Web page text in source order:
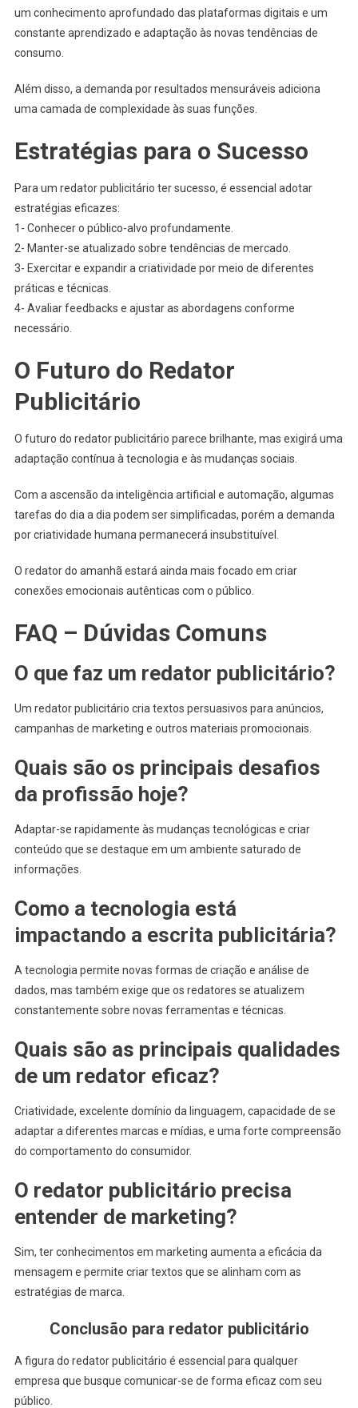
um conhecimento aprofundado das plataformas digitais e um
constante aprendizado e adaptação às novas tendências de
consumo.
Além disso, a demanda por resultados mensuráveis adiciona
uma camada de complexidade às suas funções.
Estratégias para o Sucesso
Para um redator publicitário ter sucesso, é essencial adotar
estratégias eficazes:
1- Conhecer o público-alvo profundamente.
2- Manter-se atualizado sobre tendências de mercado.
3- Exercitar e expandir a criatividade por meio de diferentes
práticas e técnicas.
4- Avaliar feedbacks e ajustar as abordagens conforme
necessário.
O Futuro do Redator
Publicitário
O futuro do redator publicitário parece brilhante, mas exigirá uma
adaptação contínua à tecnologia e às mudanças sociais.
Com a ascensão da inteligência artificial e automação, algumas
tarefas do dia a dia podem ser simplificadas, porém a demanda
por criatividade humana permanecerá insubstituível.
O redator do amanhã estará ainda mais focado em criar
conexões emocionais autênticas com o público.
FAQ – Dúvidas Comuns
O que faz um redator publicitário?
Um redator publicitário cria textos persuasivos para anúncios,
campanhas de marketing e outros materiais promocionais.
Quais são os principais desafios
da profissão hoje?
Adaptar-se rapidamente às mudanças tecnológicas e criar
conteúdo que se destaque em um ambiente saturado de
informações.
Como a tecnologia está
impactando a escrita publicitária?
A tecnologia permite novas formas de criação e análise de
dados, mas também exige que os redatores se atualizem
constantemente sobre novas ferramentas e técnicas.
Quais são as principais qualidades
de um redator eficaz?
Criatividade, excelente domínio da linguagem, capacidade de se
adaptar a diferentes marcas e mídias, e uma forte compreensão
do comportamento do consumidor.
O redator publicitário precisa
entender de marketing?
Sim, ter conhecimentos em marketing aumenta a eficácia da
mensagem e permite criar textos que se alinham com as
estratégias de marca.
Conclusão para redator publicitário
A figura do redator publicitário é essencial para qualquer
empresa que busque comunicar-se de forma eficaz com seu
público.